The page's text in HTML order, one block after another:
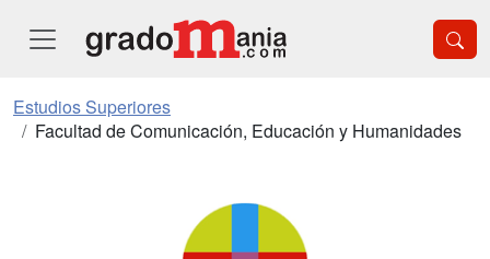
Estudios Superiores
Facultad de Comunicación, Educación y Humanidades